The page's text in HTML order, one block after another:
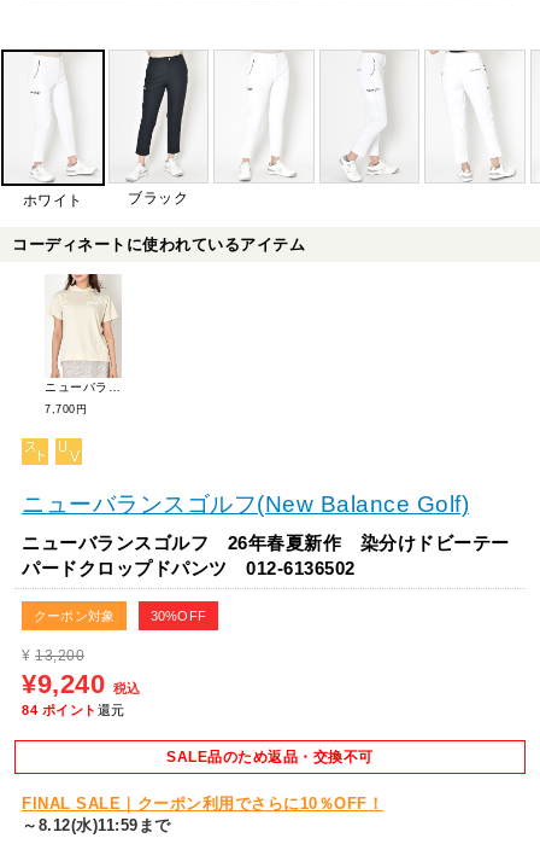
ホワイト ブラック
コーディネートに使われているアイテム
7,700円
ニューバランスゴルフ(New Balance Golf)
ニューバランスゴルフ 26年春夏新作 染分けドビーテー
パードクロップドパンツ 012-6136502
クーポン対象 30%OFF
¥ 13,200
¥9,240 税込
84 ポイント 還元
SALE品のため返品・交換不可
FINAL SALE｜クーポン利用でさらに10％OFF！
～8.12(水)11:59まで